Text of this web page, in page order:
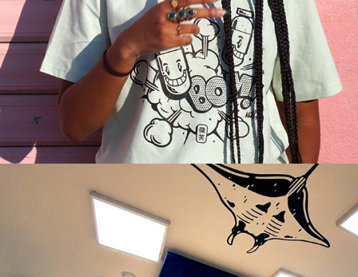
Décoration de la DSI de l'Institut Pasteur